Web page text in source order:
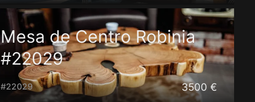
Mesa de Centro Robinia
#22029
#22029 3500 €